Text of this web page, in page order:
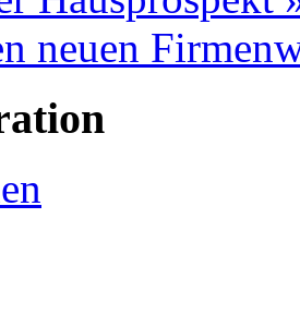
neuen